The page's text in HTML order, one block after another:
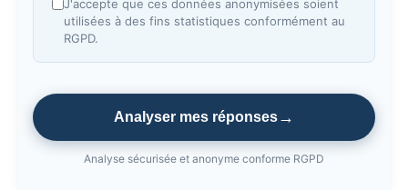
J'accepte que ces données anonymisées soient
utilisées à des fins statistiques conformément au
RGPD.
Analyser mes réponses→
Analyse sécurisée et anonyme conforme RGPD